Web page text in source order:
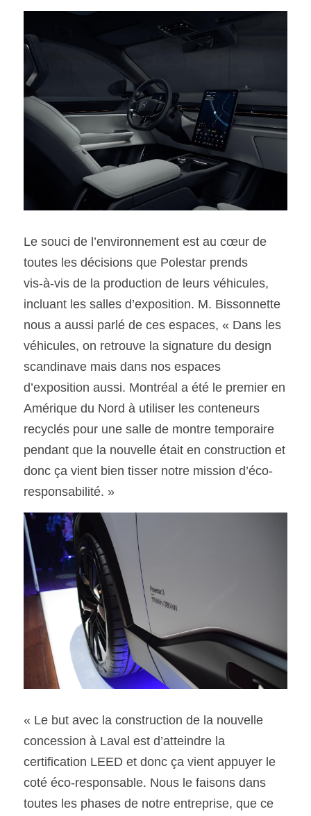
Le souci de l’environnement est au cœur de
toutes les décisions que Polestar prends
vis-à-vis de la production de leurs véhicules,
incluant les salles d’exposition. M. Bissonnette
nous a aussi parlé de ces espaces, « Dans les
véhicules, on retrouve la signature du design
scandinave mais dans nos espaces
d’exposition aussi. Montréal a été le premier en
Amérique du Nord à utiliser les conteneurs
recyclés pour une salle de montre temporaire
pendant que la nouvelle était en construction et
donc ça vient bien tisser notre mission d’éco-
responsabilité. »
« Le but avec la construction de la nouvelle
concession à Laval est d’atteindre la
certification LEED et donc ça vient appuyer le
coté éco-responsable. Nous le faisons dans
toutes les phases de notre entreprise, que ce